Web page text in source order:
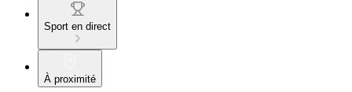
Sport en direct
À proximité